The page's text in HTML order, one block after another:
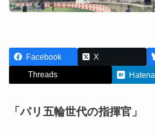
Facebook X
Threads
Hatena
「パリ五輪世代の指揮官」